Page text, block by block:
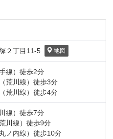
２丁目 11-5 地図
線） 徒歩2分
（荒川線） 徒歩3分
（荒川線） 徒歩4分
線） 徒歩7分
川線） 徒歩9分
丸ノ内線） 徒歩10分